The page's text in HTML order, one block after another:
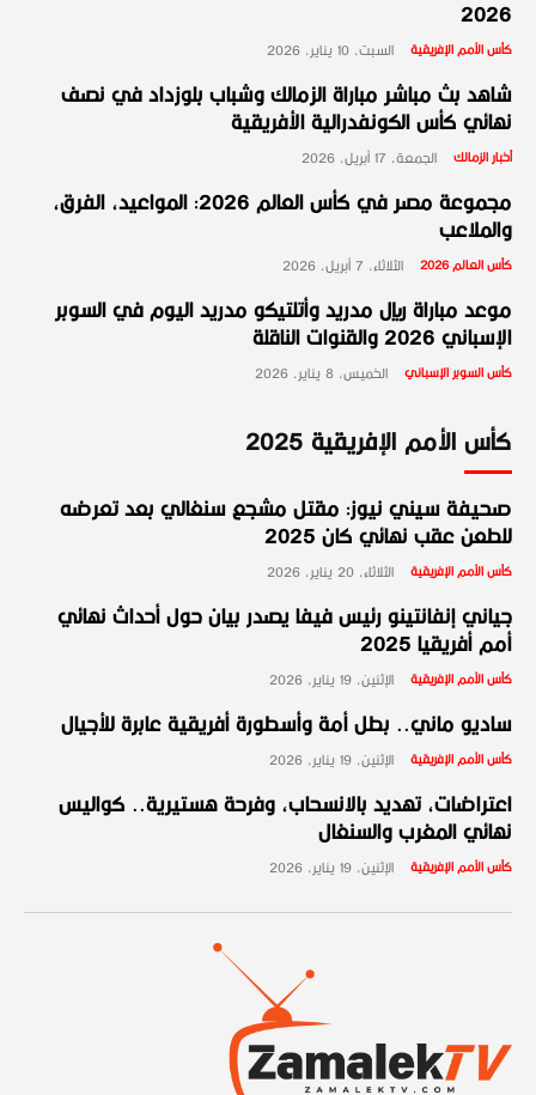
2026
كأس الأمم الإفريقية السبت، 10 يناير، 2026
شاهد بث مباشر مباراة الزمالك وشباب بلوزداد في نصف
نهائي كأس الكونفدرالية الأفريقية
أخبار الزمالك الجمعة، 17 أبريل، 2026
مجموعة مصر في كأس العالم 2026: المواعيد، الفرق،
والملاعب
كأس العالم 2026 الثلاثاء، 7 أبريل، 2026
موعد مباراة ريال مدريد وأتلتيكو مدريد اليوم في السوبر
الإسباني 2026 والقنوات الناقلة
كأس السوبر الإسباني الخميس، 8 يناير، 2026
كأس الأمم الإفريقية 2025
صحيفة سيني نيوز: مقتل مشجع سنغالي بعد تعرضه
للطعن عقب نهائي كان 2025
كأس الأمم الإفريقية الثلاثاء، 20 يناير، 2026
جياني إنفانتينو رئيس فيفا يصدر بيان حول أحداث نهائي
أمم أفريقيا 2025
كأس الأمم الإفريقية الإثنين، 19 يناير، 2026
ساديو ماني.. بطل أمة وأسطورة أفريقية عابرة للأجيال
كأس الأمم الإفريقية الإثنين، 19 يناير، 2026
اعتراضات، تهديد بالانسحاب، وفرحة هستيرية.. كواليس
نهائي المغرب والسنغال
كأس الأمم الإفريقية الإثنين، 19 يناير، 2026